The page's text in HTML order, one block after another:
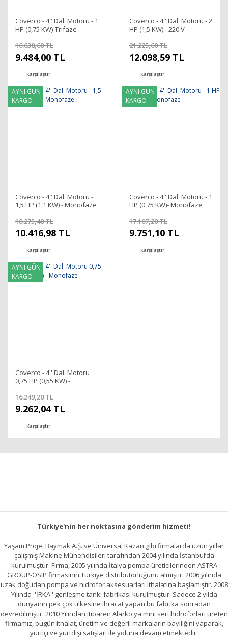
Coverco - 4'' Dal. Motoru - 1
HP (0,75 KW)-Trifaze
16.638,60 TL
9.484,00 TL
Karşılaştır
Coverco - 4'' Dal. Motoru - 2
HP (1,5 KW) - 220 V -
21.225,60 TL
12.098,59 TL
Karşılaştır
AYNI GÜN
KARGO
Coverco - 4'' Dal. Motoru -
1,5 HP (1,1 KW) - Monofaze
18.275,40 TL
10.416,98 TL
Karşılaştır
AYNI GÜN
KARGO
Coverco - 4'' Dal. Motoru - 1
HP (0,75 KW)- Monofaze
17.107,20 TL
9.751,10 TL
Karşılaştır
AYNI GÜN
KARGO
Coverco - 4'' Dal. Motoru
0,75 HP (0,55 KW) -
16.249,20 TL
9.262,04 TL
Karşılaştır
Türkiye'nin her noktasına gönderim hizmeti!
Yaşam Proje, Baymak A.Ş. ve Üniversal Kazan gibi firmalarda uzun yıllar
çalışmış Makine Mühendisileri tarafından 2004 yılında İstanbul’da
kurulmuştur. Firma, 2005 yılında İtalya pompa üreticilerinden ASTRA
GROUP-OSIP firmasının Türkiye distribütörlüğünü almıştır. 2006 yılında
uzak doğudan pompa ve hidrofor aksesuarları ithalatına başlamıştır. 2008
Yılında ''İRKA'' genleşme tankı fabrikası kurulmuştur. Sadece 2 yılda
dünyanın pek çok ülkesine ihracat yapan bu fabrika sonradan
devredilmiştir. 2010 Yılından itibaren Alarko'ya mini seri hidroforları üreten
firmamız, bugün ithalat, üretim ve değerli markaların bayiliğini yaparak,
yurtiçi ve yurtdışı satışları ile yoluna devam etmektedir.